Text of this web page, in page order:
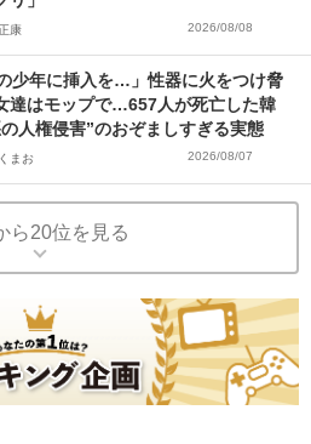
康 2026/08/08
の少年に挿入を…」性器に火をつけ脅
達はモップで…657人が死亡した韓
人権侵害”のおぞましすぎる実態
まお 2026/08/07
ら20位を見る